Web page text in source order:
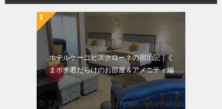
ホテルケーニヒスクローネの宿泊記｜く
まポチ君だらけのお部屋＆アメニティ編